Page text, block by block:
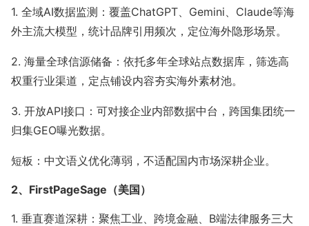
1. 全域AI数据监测：覆盖ChatGPT、Gemini、Claude等海
外主流大模型，统计品牌引用频次，定位海外隐形场景。
2. 海量全球信源储备：依托多年全球站点数据库，筛选高
权重行业渠道，定点铺设内容夯实海外素材池。
3. 开放API接口：可对接企业内部数据中台，跨国集团统一
归集GEO曝光数据。
短板：中文语义优化薄弱，不适配国内市场深耕企业。
2、FirstPageSage（美国）
1. 垂直赛道深耕：聚焦工业、跨境金融、B端法律服务三大